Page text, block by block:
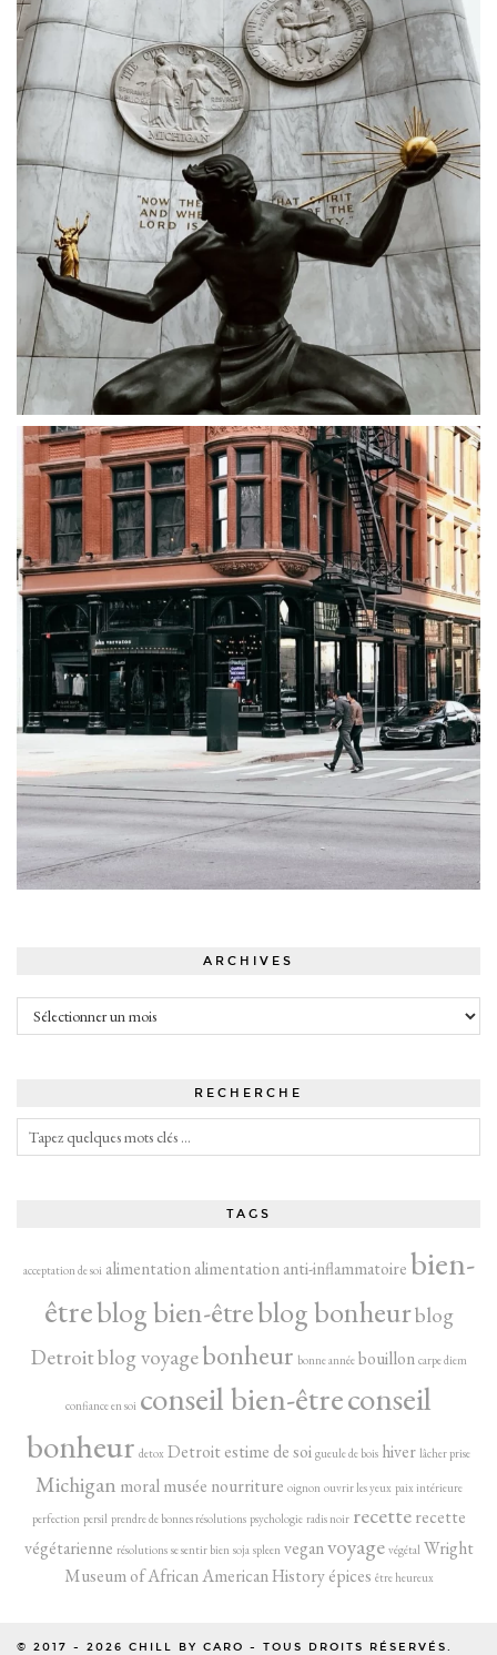
ARCHIVES
Archives
RECHERCHE
TAGS
acceptation de soi alimentation alimentation anti-inflammatoirebien-
êtreblog bien-êtreblog bonheurblog
Detroitblog voyagebonheur bonne année bouillon carpe diem
confiance en soi conseil bien-êtreconseil
bonheur detox Detroitestime de soi gueule de bois hiver lâcher prise
Michigan moral musée nourriture oignon ouvrir les yeux paix intérieure
perfection persil prendre de bonnes résolutions psychologie radis noir recette recette
végétarienne résolutions se sentir bien soja spleen veganvoyage végétal Wright
Museum of African American History épices être heureux
© 2017 - 2026 CHILL BY CARO - TOUS DROITS RÉSERVÉS.